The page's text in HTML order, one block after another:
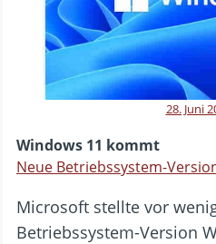
28. Juni
Windows 11 kommt
Neue Betriebssystem-
Microsoft stellte vor
Betriebssystem-Version